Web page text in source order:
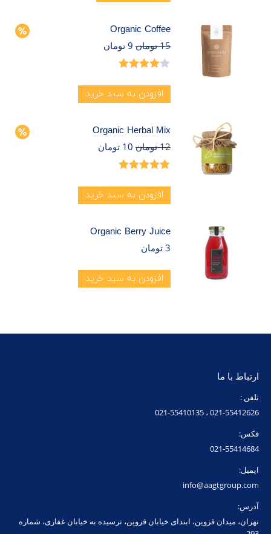
Organic Coffee
15 تومان 9 تومان
از 5
افزودن به سبد خرید
Organic Herbal Mix
12 تومان 10 تومان
افزودن به سبد خرید
Organic Berry Juice
3 تومان
افزودن به سبد خرید
ارتباط با ما
تلفن :
021-55412626 ، 021-55410135
فکس:
021-55414684
ایمیل:
info@aagtgroup.com
آدرس:
تهران، میدان قزوین، ابتدای خیابان قزوین، نرسیده به خیابان غفاری، شماره